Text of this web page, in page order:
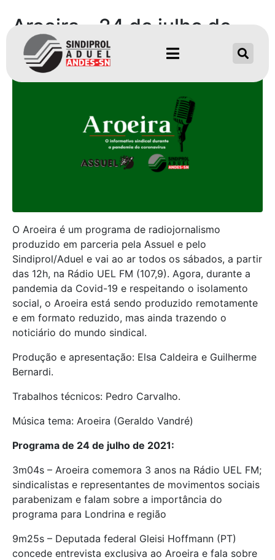
Aroeira – 24 de julho de
2021
O Aroeira é um programa de radiojornalismo
produzido em parceria pela Assuel e pelo
Sindiprol/Aduel e vai ao ar todos os sábados, a partir
das 12h, na Rádio UEL FM (107,9). Agora, durante a
pandemia da Covid-19 e respeitando o isolamento
social, o Aroeira está sendo produzido remotamente
e em formato reduzido, mas ainda trazendo o
noticiário do mundo sindical.
Produção e apresentação: Elsa Caldeira e Guilherme
Bernardi.
Trabalhos técnicos: Pedro Carvalho.
Música tema: Aroeira (Geraldo Vandré)
Programa de 24 de julho de 2021:
3m04s – Aroeira comemora 3 anos na Rádio UEL FM;
sindicalistas e representantes de movimentos sociais
parabenizam e falam sobre a importância do
programa para Londrina e região
9m25s – Deputada federal Gleisi Hoffmann (PT)
concede entrevista exclusiva ao Aroeira e fala sobre